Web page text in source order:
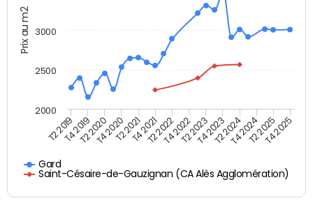
Prix au m2
Gard
Saint-Césaire-de-Gauzignan (CA Alès Agglomération)
T2 2019T4 2019T2 2020T4 2020T2 2021T4 2021T2 2022T4 2022T2 2023T4 2023T2 2024T4 2024T2 2025T4 2025
2000
2500
3000